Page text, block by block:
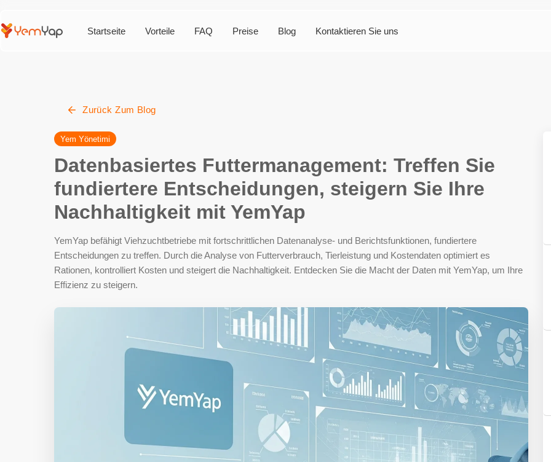
Startseite Vorteile FAQ Preise Blog Kontaktieren Sie uns
Zurück Zum Blog
Yem Yönetimi
Datenbasiertes Futtermanagement: Treffen Sie
fundiertere Entscheidungen, steigern Sie Ihre
Nachhaltigkeit mit YemYap
YemYap befähigt Viehzuchtbetriebe mit fortschrittlichen Datenanalyse- und Berichtsfunktionen, fundiertere
Entscheidungen zu treffen. Durch die Analyse von Futterverbrauch, Tierleistung und Kostendaten optimiert es
Rationen, kontrolliert Kosten und steigert die Nachhaltigkeit. Entdecken Sie die Macht der Daten mit YemYap, um Ihre
Effizienz zu steigern.